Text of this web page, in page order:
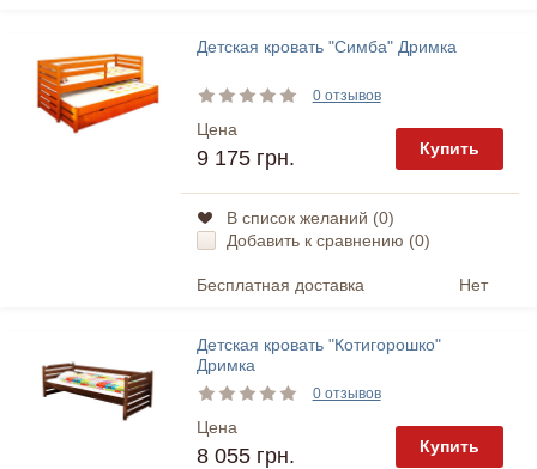
Детская кровать "Симба" Дримка
0 отзывов
Цена
9 175 грн. Купить
В список желаний (0)
Добавить к сравнению (0)
Бесплатная доставка Нет
Детская кровать "Котигорошко"
Дримка
0 отзывов
Цена
8 055 грн. Купить